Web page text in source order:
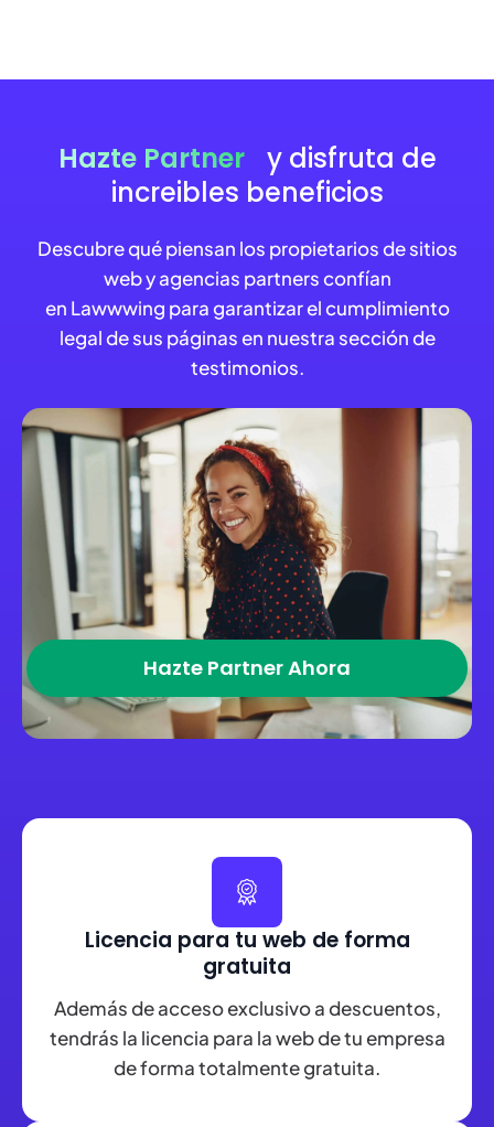
Hazte Partnery disfruta de
increibles beneficios
Descubre qué piensan los propietarios de sitios
web y agencias partners confían
en Lawwwing para garantizar el cumplimiento
legal de sus páginas en nuestra sección de
testimonios.
Hazte Partner Ahora
Licencia para tu web de forma
gratuita
Además de acceso exclusivo a descuentos,
tendrás la licencia para la web de tu empresa
de forma totalmente gratuita.